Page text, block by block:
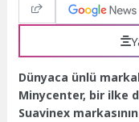
Dünyaca ünlü
Minycenter, bir ilke
Suavinex